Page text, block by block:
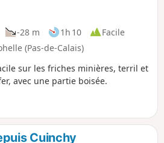
-28 m 1h 10
Facile
(Pas-de-Calais)
sur les friches minières, terril et
avec une partie boisée.
Cuinchy